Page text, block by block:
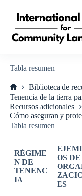
contenido
Tabla resumen
Inicio
Biblioteca de
Tenencia de la tierra
Recursos adicionales
Cómo aseguran y
Tabla resumen
RÉGIME
N DE
TENENC
IA
OS DE
ES